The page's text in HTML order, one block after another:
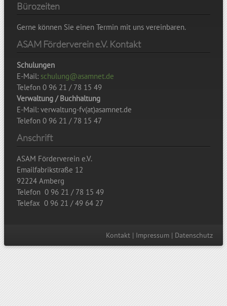
Bürozeiten
Gerne können Sie einen Termin mit uns vereinbaren.
ASAM Förderverein e.V. Kontakt
Schulungen
E-Mail: schulung@asamnet.de
Telefon 0 96 21 / 78 15 49
Verwaltung / Buchhaltung
E-Mail: verwaltung-fv(at)asamnet.de
Telefon 0 96 21 / 78 15 47
Anschrift
ASAM Förderverein e.V.
Emailfabrikstraße 12
92224 Amberg
Telefon 0 96 21 / 78 15 49
Telefax 0 96 21 / 49 64 27
Kontakt | Impressum | Datenschutz